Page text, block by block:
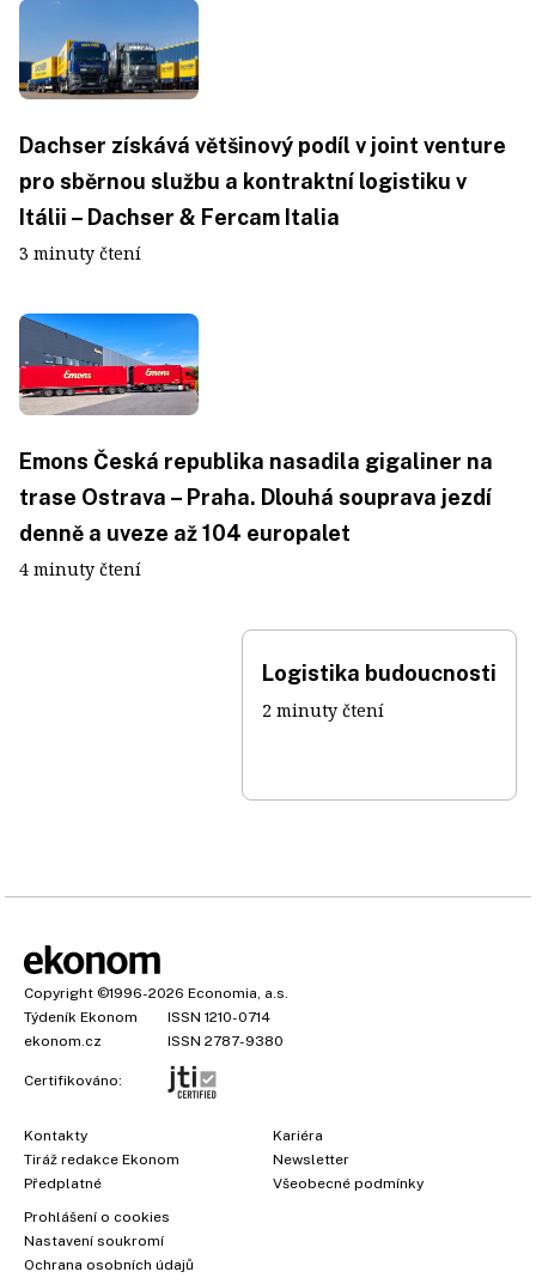
Dachser získává většinový podíl v joint venture
pro sběrnou službu a kontraktní logistiku v
Itálii – Dachser & Fercam Italia
3 minuty čtení
Emons Česká republika nasadila gigaliner na
trase Ostrava – Praha. Dlouhá souprava jezdí
denně a uveze až 104 europalet
4 minuty čtení
Logistika budoucnosti
2 minuty čtení
Copyright ©1996-2026 Economia, a.s.
Týdeník Ekonom
ISSN 1210-0714
ekonom.cz
ISSN 2787-9380
Certifikováno:
Kontakty
Tiráž redakce Ekonom
Předplatné
Kariéra
Newsletter
Všeobecné podmínky
Prohlášení o cookies
Nastavení soukromí
Ochrana osobních údajů